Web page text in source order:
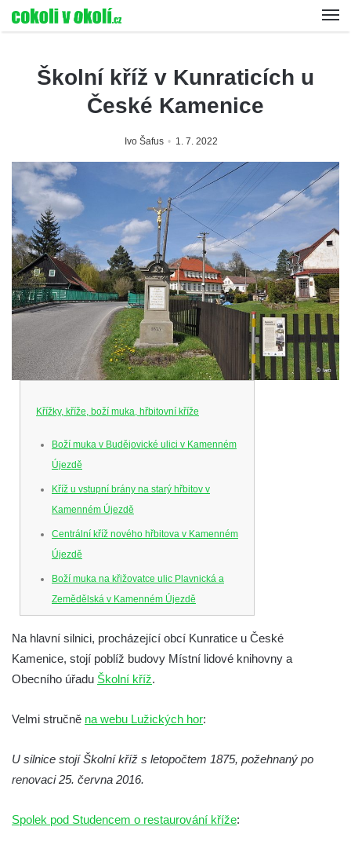
Školní kříž v Kunraticích u
České Kamenice
Ivo Šafus 1. 7. 2022
Křížky, kříže, boží muka, hřbitovní kříže
Boží muka v Budějovické ulici v Kamenném
Újezdě
Kříž u vstupní brány na starý hřbitov v
Kamenném Újezdě
Centrální kříž nového hřbitova v Kamenném
Újezdě
Boží muka na křižovatce ulic Plavnická a
Zemědělská v Kamenném Újezdě
v Kamenném Újezdě
Kříž na křižovatce ulic 5. května a Dělnická
v Kamenném Újezdě
Kříž v Dělnické ulici v Kamenném Újezdě
Malší ve Velešíně
Centrální kříž hřbitova ve Velešíně
Na hlavní silnici, procházející obcí Kunratice u České
Kamenice, stojí poblíž budovy Místní lidové knihovny a
Obecního úřadu Školní kříž.
Velmi stručně na webu Lužických hor:
U silnice stojí Školní kříž s letopočtem 1875, požehnaný po
renovaci 25. června 2016.
Spolek pod Studencem o restaurování kříže: